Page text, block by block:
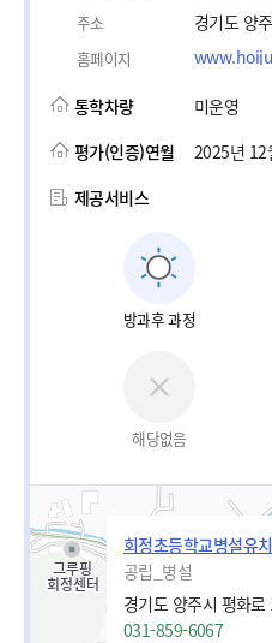
주소 경기도 양
홈페이지
통학차량
미운영
평가(인증)연월
2025년 12
제공서비스
방과후 과정
해당없음
회정초등학교병설유
공립_병설
경기도 양주시 평화
031-859-6067